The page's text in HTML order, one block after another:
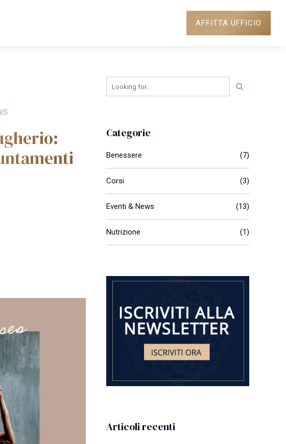
AFFITTA UFFICIO
Categorie
Benessere (7)
Corsi (3)
Eventi & News (13)
Nutrizione (1)
Articoli recenti